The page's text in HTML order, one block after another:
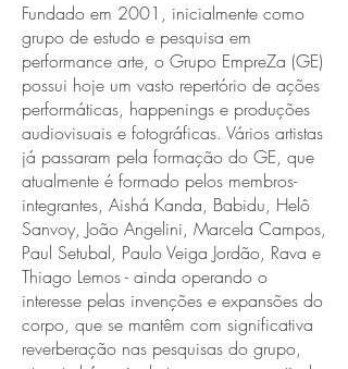
Fundado em 2001, inicialmente como
grupo de estudo e pesquisa em
performance arte, o Grupo EmpreZa (GE)
possui hoje um vasto repertório de ações
performáticas, happenings e produções
audiovisuais e fotográficas. Vários artistas
já passaram pela formação do GE, que
atualmente é formado pelos membros-
integrantes, Aishá Kanda, Babidu, Helô
Sanvoy, João Angelini, Marcela Campos,
Paul Setubal, Paulo Veiga Jordão, Rava e
Thiago Lemos - ainda operando o
interesse pelas invenções e expansões do
corpo, que se mantêm com significativa
reverberação nas pesquisas do grupo,